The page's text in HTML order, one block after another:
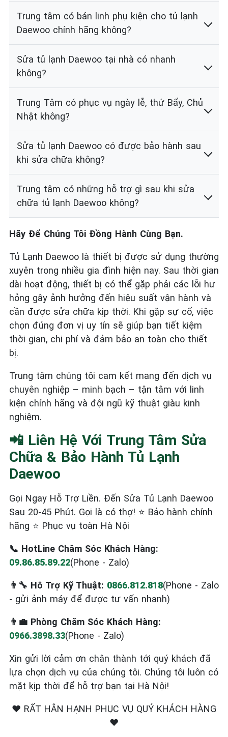
Trung tâm có bán linh phụ kiện cho tủ lạnh
Daewoo chính hãng không?
Sửa tủ lạnh Daewoo tại nhà có nhanh
không?
Trung Tâm có phục vụ ngày lễ, thứ Bẩy, Chủ
Nhật không?
Sửa tủ lạnh Daewoo có được bảo hành sau
khi sửa chữa không?
Trung tâm có những hỗ trợ gì sau khi sửa
chữa tủ lạnh Daewoo không?
Hãy Để Chúng Tôi Đồng Hành Cùng Bạn.
Tủ Lạnh Daewoo là thiết bị được sử dụng thường
xuyên trong nhiều gia đình hiện nay. Sau thời gian
dài hoạt động, thiết bị có thể gặp phải các lỗi hư
hỏng gây ảnh hưởng đến hiệu suất vận hành và
cần được sửa chữa kịp thời. Khi gặp sự cố, việc
chọn đúng đơn vị uy tín sẽ giúp bạn tiết kiệm
thời gian, chi phí và đảm bảo an toàn cho thiết
bị.
Trung tâm chúng tôi cam kết mang đến dịch vụ
chuyên nghiệp – minh bạch – tận tâm với linh
kiện chính hãng và đội ngũ kỹ thuật giàu kinh
nghiệm.
📲 Liên Hệ Với Trung Tâm Sửa
Chữa & Bảo Hành Tủ Lạnh
Daewoo
Gọi Ngay Hỗ Trợ Liền. Đến Sửa Tủ Lạnh Daewoo
Sau 20-45 Phút. Gọi là có thợ! ⭐ Bảo hành chính
hãng ⭐ Phục vụ toàn Hà Nội
📞 HotLine Chăm Sóc Khách Hàng:
09.86.85.89.22(Phone - Zalo)
👨‍🔧 Hỗ Trợ Kỹ Thuật: 0866.812.818(Phone - Zalo
- gửi ảnh máy để được tư vấn nhanh)
👨‍💼 Phòng Chăm Sóc Khách Hàng:
0966.3898.33(Phone - Zalo)
Xin gửi lời cảm ơn chân thành tới quý khách đã
lựa chọn dịch vụ của chúng tôi. Chúng tôi luôn có
mặt kịp thời để hỗ trợ bạn tại Hà Nội!
❤️ RẤT HÂN HẠNH PHỤC VỤ QUÝ KHÁCH HÀNG
❤️